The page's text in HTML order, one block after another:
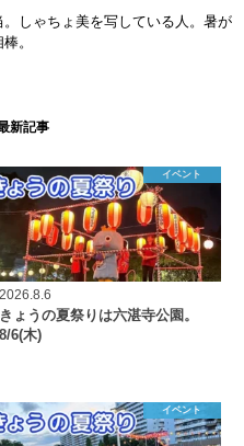
しゃちょ美を写している人。暑が
。
新記事
イベント
2026.8.6
きょうの夏祭りは六湛寺公園。
8/6(木)
イベント